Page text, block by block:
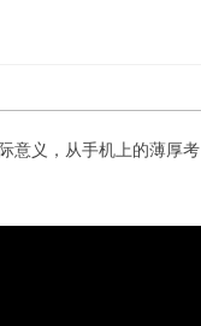
意义，从手机上的薄厚考